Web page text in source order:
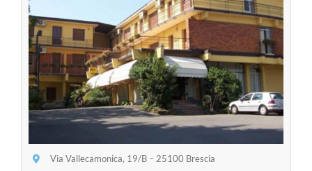
Via Vallecamonica, 19/B – 25100 Brescia